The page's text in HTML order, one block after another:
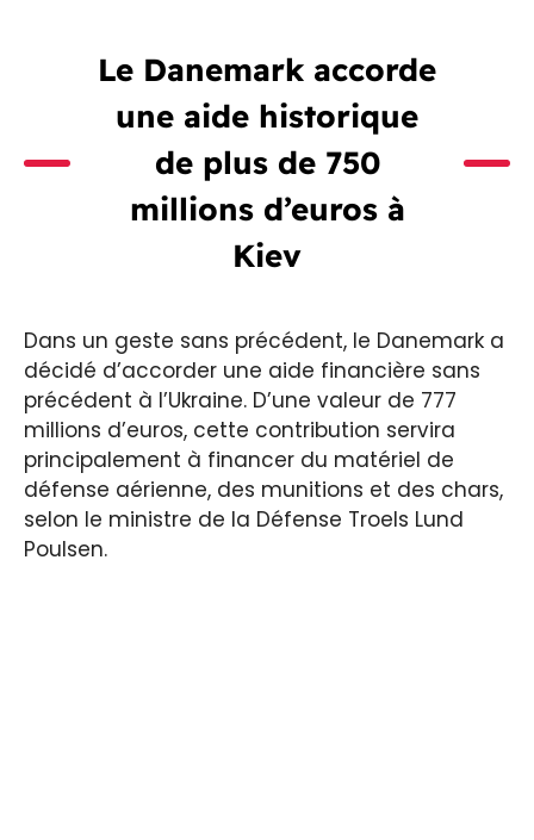
Le Danemark accorde
une aide historique
de plus de 750
millions d’euros à
Kiev
Dans un geste sans précédent, le Danemark a
décidé d’accorder une aide financière sans
précédent à l’Ukraine. D’une valeur de 777
millions d’euros, cette contribution servira
principalement à financer du matériel de
défense aérienne, des munitions et des chars,
selon le ministre de la Défense Troels Lund
Poulsen.